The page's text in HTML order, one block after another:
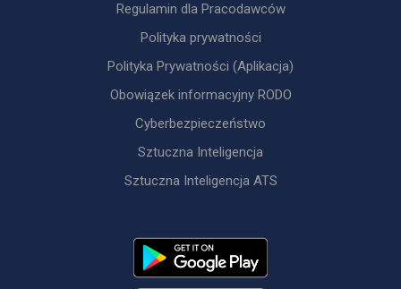
Regulamin dla Pracodawców
Polityka prywatności
Polityka Prywatności (Aplikacja)
Obowiązek informacyjny RODO
Cyberbezpieczeństwo
Sztuczna Inteligencja
Sztuczna Inteligencja ATS